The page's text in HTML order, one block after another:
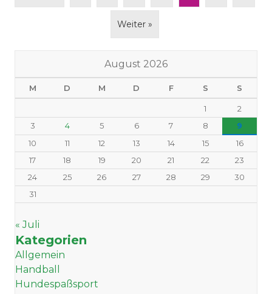
Weiter »
August 2026
M D M D F S S
1
2
3
4 5 6 7 8
9
10
11 12 13 14 15
16
17
18 19 20 21 22
23
24
25 26 27 28 29
30
31
« Juli
Kategorien
Allgemein
Handball
Hundespaßsport